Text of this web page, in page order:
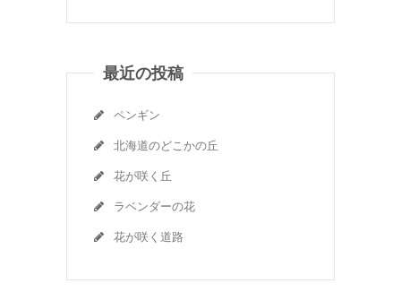
最近の投稿
ペンギン
北海道のどこかの丘
花が咲く丘
ラベンダーの花
花が咲く道路